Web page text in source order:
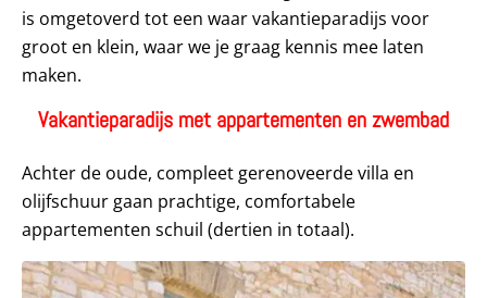
is omgetoverd tot een waar vakantieparadijs voor
groot en klein, waar we je graag kennis mee laten
maken.
Vakantieparadijs met appartementen en zwembad
Achter de oude, compleet gerenoveerde villa en
olijfschuur gaan prachtige, comfortabele
appartementen schuil (dertien in totaal).